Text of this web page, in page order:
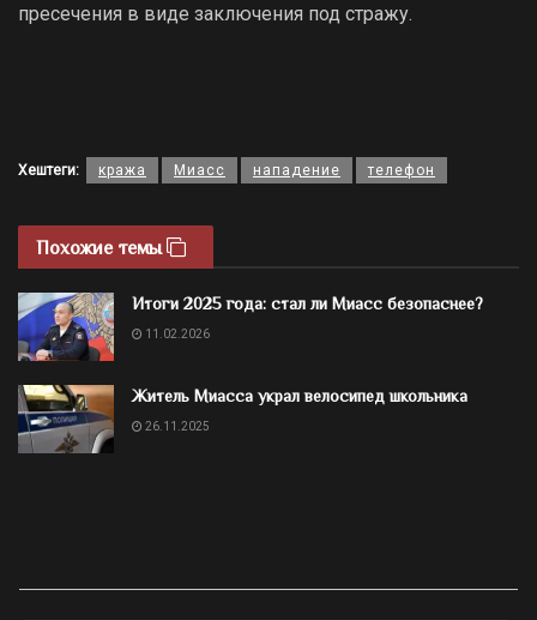
пресечения в виде заключения под стражу.
Хештеги: кража Миасс нападение телефон
Похожие темы
Итоги 2025 года: стал ли Миасс безопаснее?
11.02.2026
Житель Миасса украл велосипед школьника
26.11.2025